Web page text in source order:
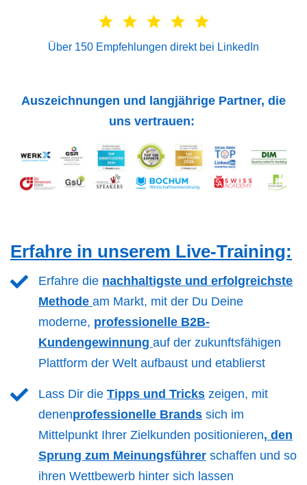
Über 150 Empfehlungen direkt bei LinkedIn
Auszeichnungen und langjährige Partner, die
uns vertrauen:
Erfahre in unserem Live-Training:
Erfahre die nachhaltigste und erfolgreichste
Methode am Markt, mit der Du Deine
moderne, professionelle B2B-
Kundengewinnung auf der zukunftsfähigen
Plattform der Welt aufbaust und etablierst
Lass Dir die Tipps und Tricks zeigen, mit
denenprofessionelle Brands sich im
Mittelpunkt Ihrer Zielkunden positionieren, den
Sprung zum Meinungsführer schaffen und so
ihren Wettbewerb hinter sich lassen